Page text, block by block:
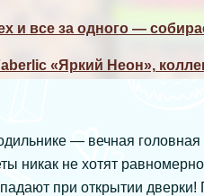
и все за одного —
«Яркий Неон»,
— вечная
никак не хотят
при открытии